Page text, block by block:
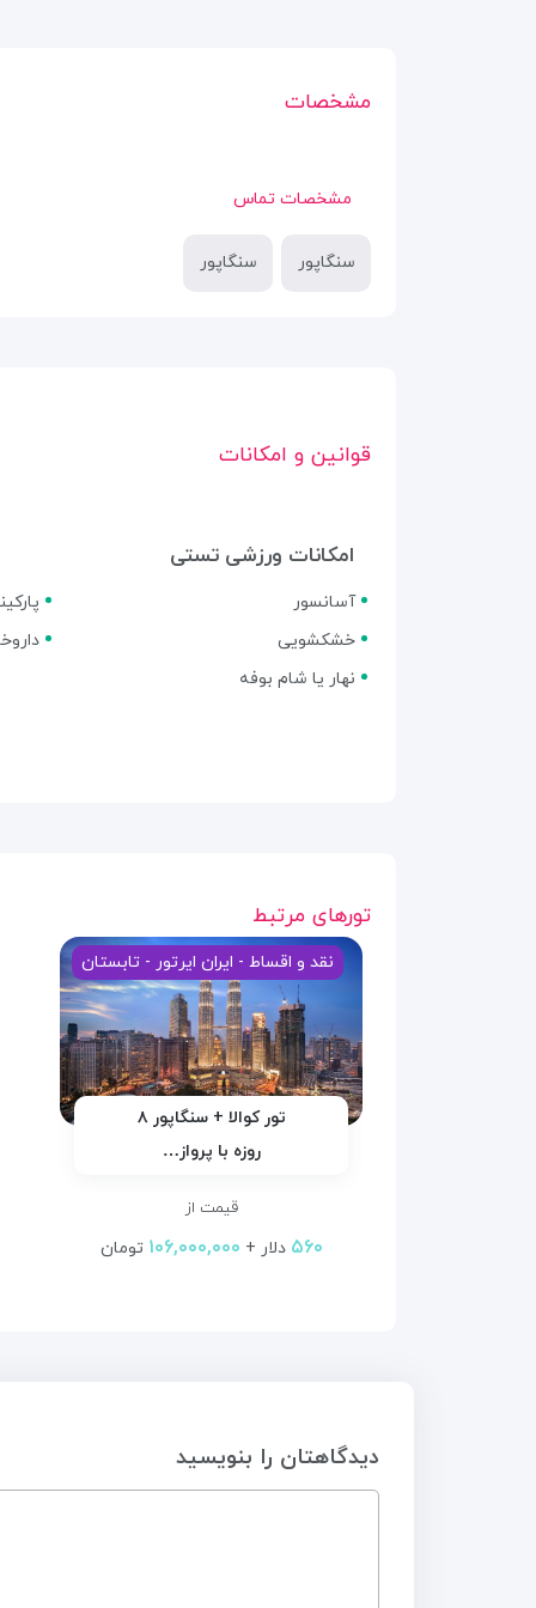
مشخصات
مشخصات تماس
سنگاپور سنگاپور
قوانین و امکانات
امکانات ورزشی تستی
آسانسور
خشکشویی
نهار یا شام بوفه
تورهای مرتبط
نقد و اقساط - ایران ایرتور - تابستان
تور کوالا + سنگاپور ۸
روزه با پرواز…
قیمت از
۵۶۰ دلار + ۱۰۶,۰۰۰,۰۰۰ تومان
دیدگاهتان را بنویسید